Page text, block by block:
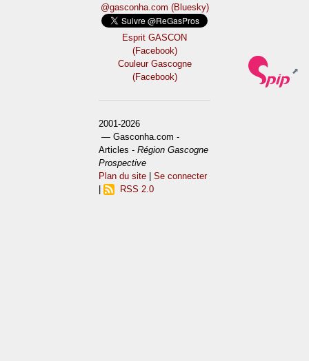
@gasconha.com (Bluesky)
Esprit GASCON
(Facebook)
Couleur Gascogne
(Facebook)
2001-2026
— Gasconha.com -
Articles -Région Gascogne
Prospective
Plan du site |Se connecter
RSS 2.0